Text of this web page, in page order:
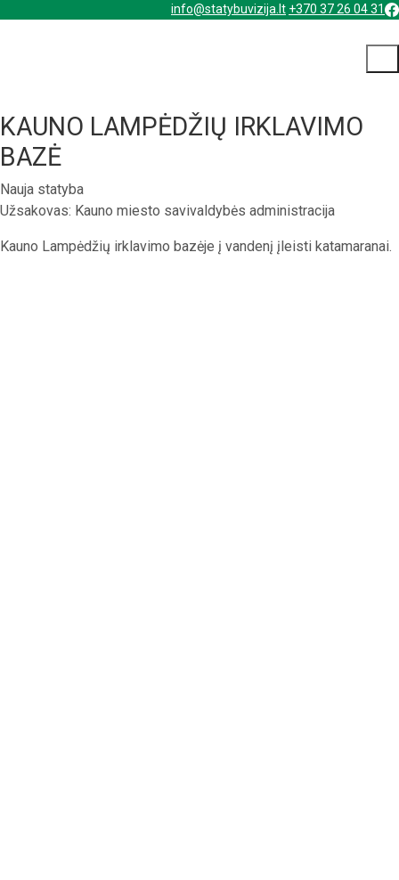
info@statybuvizija.lt +370 37 26 04 31
KAUNO LAMPĖDŽIŲ IRKLAVIMO
BAZĖ
Nauja statyba
Užsakovas: Kauno miesto savivaldybės administracija
Kauno Lampėdžių irklavimo bazėje į vandenį įleisti katamaranai.